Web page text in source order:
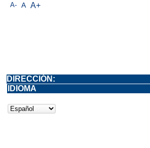
A- A A+
DIRECCIÓN:
IDIOMA